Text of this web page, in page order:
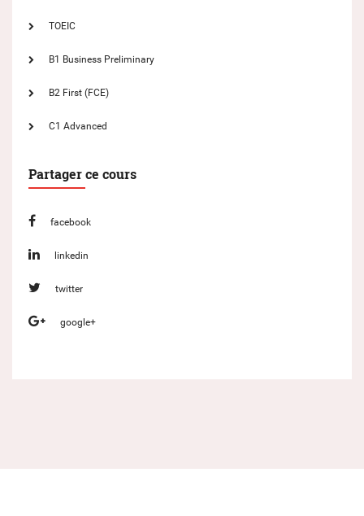
TOEIC
B1 Business Preliminary
B2 First (FCE)
C1 Advanced
Partager ce cours
facebook
linkedin
twitter
google+